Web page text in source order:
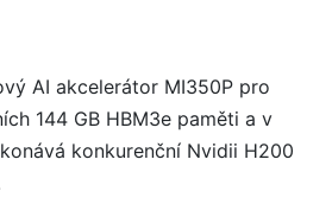
AI akcelerátor MI350P pro
144 GB HBM3e paměti a v
konkurenční Nvidii H200